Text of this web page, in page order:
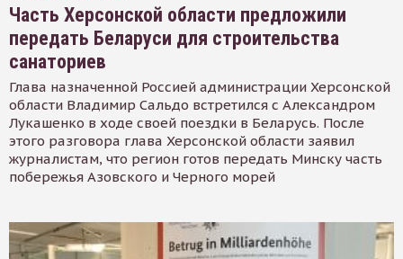
Часть Херсонской области предложили
передать Беларуси для строительства
санаториев
Глава назначенной Россией администрации Херсонской
области Владимир Сальдо встретился с Александром
Лукашенко в ходе своей поездки в Беларусь. После
этого разговора глава Херсонской области заявил
журналистам, что регион готов передать Минску часть
побережья Азовского и Черного морей